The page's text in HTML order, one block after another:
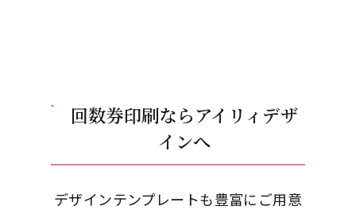
回数券印刷ならアイリィデザ
インへ
デザインテンプレートも豊富にご用意